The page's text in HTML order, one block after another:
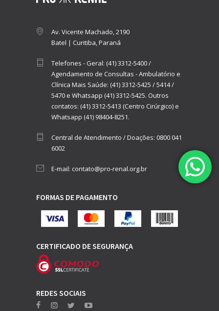
Av. Vicente Machado, 2190
Batel | Curitiba, Paraná
Telefones - Geral: (41) 3312-5400/
Agendamento de Consultas - Ambulatório e
Clínica Mais Saúde: (41) 3312-5425 /5414/
5470 e Whatsapp (41) 3312-5425. Outros
contatos: (41) 3312-5413 (Centro Cirúrgico) e
Whatsapp (41) 98404-8251.
Central de Atendimento / Doações: 0800 041
6002
E-mail: contato@pro-renal.org.br
FORMAS DE PAGAMENTO
CERTIFICADO DE SEGURANÇA
REDES SOCIAIS